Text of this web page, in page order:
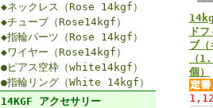
◆ネックレス（Rose 14kgf）
◆チューブ（Rose14kgf）
◆指輪パーツ（Rose 14kgf）
◆ワイヤー（Rose14kgf）
●ピアス空枠（white14kgf）
●指輪リング（White 14kgf）
14KGF アクセサリー
ド
ブ（
（
個）